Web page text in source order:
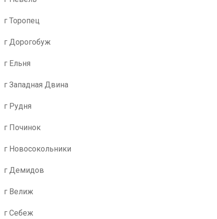
г Торопец
г Дорогобуж
г Ельня
г Западная Двина
г Рудня
г Починок
г Новосокольники
г Демидов
г Велиж
г Себеж